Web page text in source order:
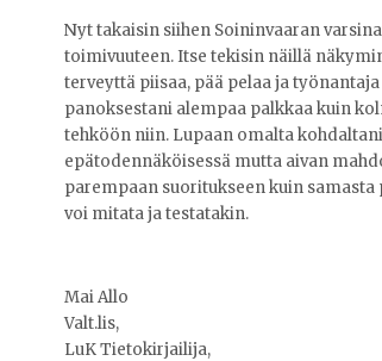
Nyt takaisin siihen Soininvaaran
toimivuuteen. Itse tekisin näillä
terveyttä piisaa, pää pelaa ja
panoksestani alempaa palkkaa kuin
tehköön niin. Lupaan omalta
epätodennäköisessä mutta aivan
parempaan suoritukseen kuin
voi mitata ja testatakin.
Mai Allo
Valt.lis,
LuK Tietokirjailija,